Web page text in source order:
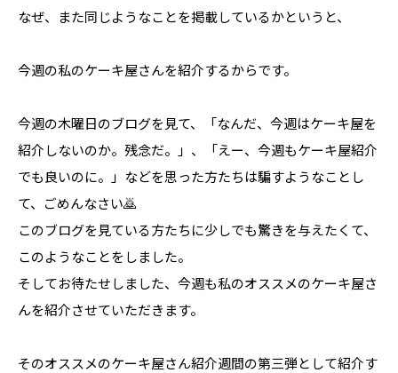
なぜ、また同じようなことを掲載しているかというと、
今週の私のケーキ屋さんを紹介するからです。
今週の木曜日のブログを見て、「なんだ、今週はケーキ屋を
紹介しないのか。残念だ。」、「えー、今週もケーキ屋紹介
でも良いのに。」などを思った方たちは騙すようなことし
て、ごめんなさい🙇
このブログを見ている方たちに少しでも驚きを与えたくて、
このようなことをしました。
そしてお待たせしました、今週も私のオススメのケーキ屋さ
んを紹介させていただきます。
そのオススメのケーキ屋さん紹介週間の第三弾として紹介す